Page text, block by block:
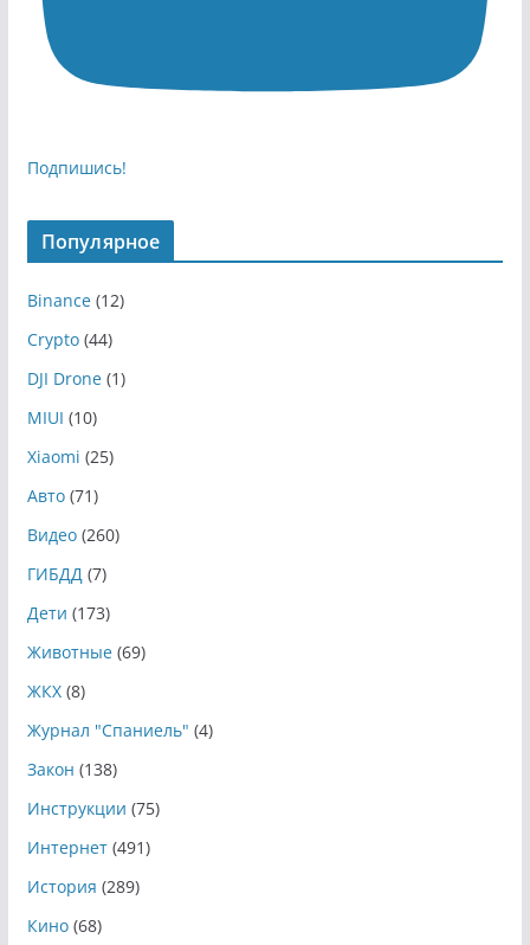
Подпишись!
Популярное
Binance(12)
Crypto(44)
DJI Drone(1)
MIUI (10)
Xiaomi (25)
Авто(71)
Видео(260)
ГИБДД(7)
Дети (173)
Животные(69)
ЖКХ(8)
Журнал "Спаниель" (4)
Закон (138)
Инструкции (75)
Интернет(491)
История (289)
Кино(68)